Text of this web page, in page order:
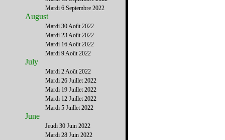
Mardi 6 Septembre 2022
August
Mardi 30 Août 2022
Mardi 23 Août 2022
Mardi 16 Août 2022
Mardi 9 Août 2022
July
Mardi 2 Août 2022
Mardi 26 Juillet 2022
Mardi 19 Juillet 2022
Mardi 12 Juillet 2022
Mardi 5 Juillet 2022
June
Jeudi 30 Juin 2022
Mardi 28 Juin 2022